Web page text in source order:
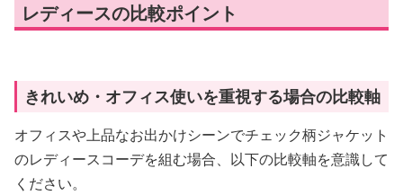
レディースの比較ポイント
きれいめ・オフィス使いを重視する場合の比較軸
オフィスや上品なお出かけシーンでチェック柄ジャケット
のレディースコーデを組む場合、以下の比較軸を意識して
ください。